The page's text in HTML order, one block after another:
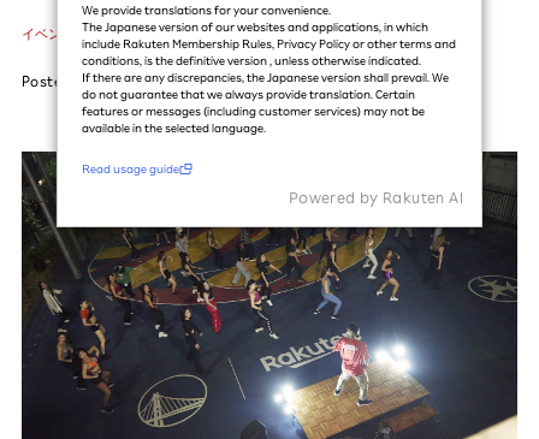
イベント #WUBS #チア #ダンス
Posted 2023.07.27
We provide translations for your convenience.
The Japanese version of our websites and applications, in which
include Rakuten Membership Rules, Privacy Policy or other terms and
conditions, is the definitive version , unless otherwise indicated.
If there are any discrepancies, the Japanese version shall prevail. We
do not guarantee that we always provide translation. Certain
features or messages (including customer services) may not be
available in the selected language.​
Read usage guide
Powered by Rakuten Al
利用ガイドを読む